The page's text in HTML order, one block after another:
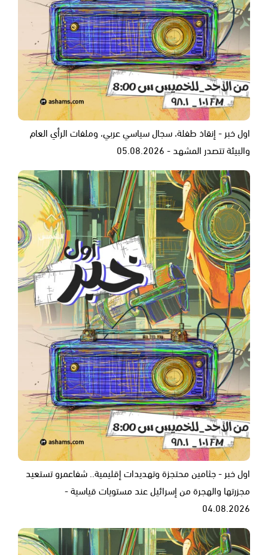
اول خبر - إنقاذ طفلة، سجال سياسي عربي، وملفات الرأي العام
والبيئة تتصدر المشهد - 05.08.2026
اول خبر - جثامين محتجزة وتهديدات إقليمية.. شفاعمرو تستعيد
مجزرتها والهجرة من إسرائيل عند مستويات قياسية -
04.08.2026